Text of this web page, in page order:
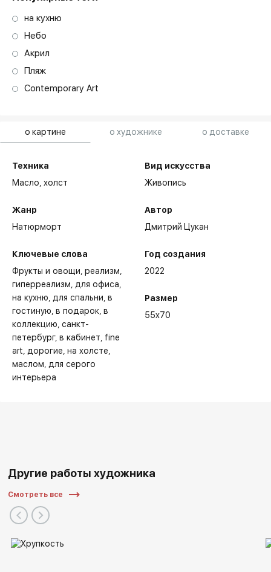
о картине о художнике о доставке
Техника
Масло,холст
Жанр
Натюрморт
Ключевые слова
Фрукты и овощи реализм
гиперреализм для офиса
на кухню для спальни в
гостиную в подарок в
коллекцию санкт-
петербург в кабинет fine
art дорогие на холсте
маслом для серого
интерьера
Вид искусства
Живопись
Автор
Дмитрий Цукан
Год создания
2022
Размер
55x70
на кухню
Небо
Акрил
Пляж
Contemporary Art
Другие работы художника
Смотреть все